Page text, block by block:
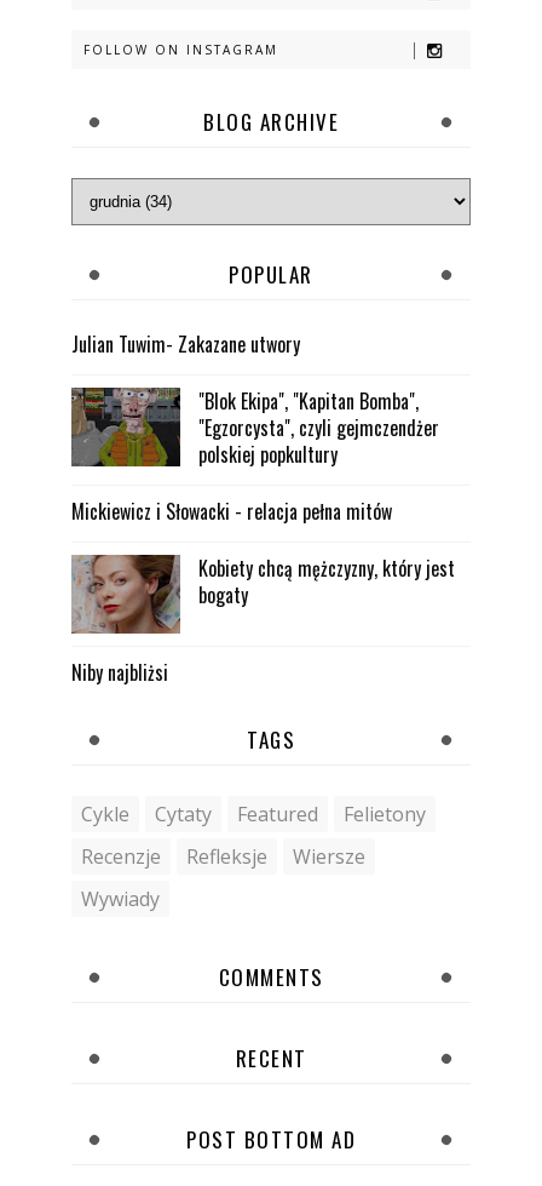
FOLLOW ON INSTAGRAM
BLOG ARCHIVE
POPULAR
Julian Tuwim- Zakazane utwory
"Blok Ekipa", "Kapitan Bomba",
"Egzorcysta", czyli gejmczendżer
polskiej popkultury
Mickiewicz i Słowacki - relacja pełna mitów
Kobiety chcą mężczyzny, który jest
bogaty
Niby najbliżsi
TAGS
Cykle Cytaty Featured
Felietony
Recenzje
Refleksje
Wiersze
Wywiady
COMMENTS
RECENT
POST BOTTOM AD